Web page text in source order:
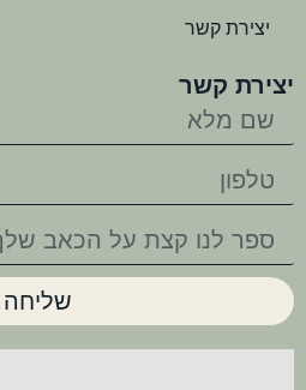
יצירת קשר
יצירת קשר
שליחה